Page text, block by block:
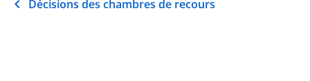
Décisions des chambres de recours